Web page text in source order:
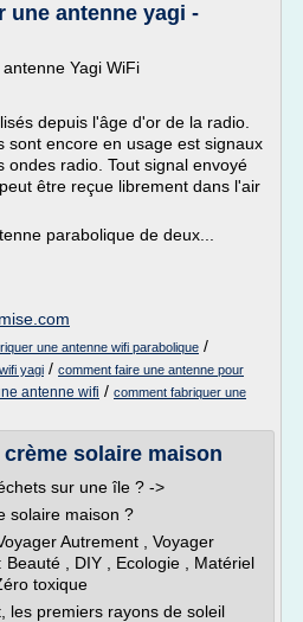
une antenne yagi -
Yagi WiFi
depuis l'âge d'or de la radio.
sont encore en usage est signaux
ondes radio. Tout signal envoyé
être reçue librement dans l'air
parabolique de deux...
une antenne wifi parabolique /
yagi / comment faire une antenne pour
antenne wifi / comment fabriquer une
solaire maison
sur une île ? ->
solaire maison ?
Autrement , Voyager
, DIY , Ecologie , Matériel
toxique
les premiers rayons de soleil